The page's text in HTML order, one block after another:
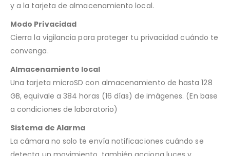
y a la tarjeta de almacenamiento local.
Modo Privacidad
Cierra la vigilancia para proteger tu privacidad cuándo te
convenga.
Almacenamiento local
Una tarjeta microSD con almacenamiento de hasta 128
GB, equivale a 384 horas (16 días) de imágenes. (En base
a condiciones de laboratorio)
Sistema de Alarma
La cámara no solo te envía notificaciones cuándo se